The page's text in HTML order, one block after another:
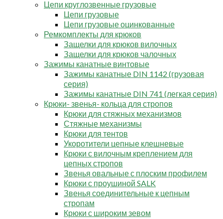
Цепи круглозвенные грузовые
Цепи грузовые
Цепи грузовые оцинкованные
Ремкомплекты для крюков
Защелки для крюков вилочных
Защелки для крюков чалочных
Зажимы канатные винтовые
Зажимы канатные DIN 1142 (грузовая
серия)
Зажимы канатные DIN 741 (легкая серия)
Крюки- звенья- кольца для стропов
Крюки для стяжных механизмов
Стяжные механизмы
Крюки для тентов
Укоротители цепные клешневые
Крюки с вилочным креплением для
цепных стропов
Звенья овальные с плоским профилем
Крюки с проушиной SALK
Звенья соединительные к цепным
стропам
Крюки с широким зевом